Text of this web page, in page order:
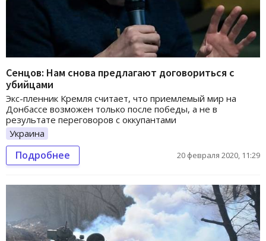
Сенцов: Нам снова предлагают договориться с
убийцами
Экс-пленник Кремля считает, что приемлемый мир на
Донбассе возможен только после победы, а не в
результате переговоров с оккупантами
Украина
Подробнее 20 февраля 2020, 11:29